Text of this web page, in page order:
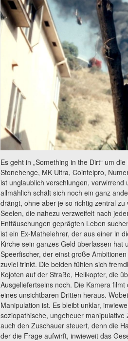
Es geht in „Something in the Dirt“ um
Stonehenge, MK Ultra, Cointelpro,
ist unglaublich verschlungen, verwirrend
allmählich schält sich noch ein ganz
drängt, ohne aber je so richtig zentral
Seelen, die nahezu verzweifelt nach
Enttäuschungen geprägten Leben
ist ein Ex-Mathelehrer, der aus einer in
Kirche sein ganzes Geld überlassen hat
Speerfischer, der einst große
zuviel trinkt. Die beiden fühlen sich
Kojoten auf der Straße, Helikopter, die
Ausgeliefertseins noch. Die Kamera
eines unsichtbaren Dritten heraus.
Manipulation ist. Es bleibt unklar,
soziopathische, ungeheuer
auch den Zuschauer steuert, denn die
der die Frage aufwirft, inwieweit das